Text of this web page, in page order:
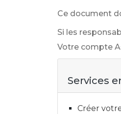
Ce document
Si les
Votre compte
Services
Créer